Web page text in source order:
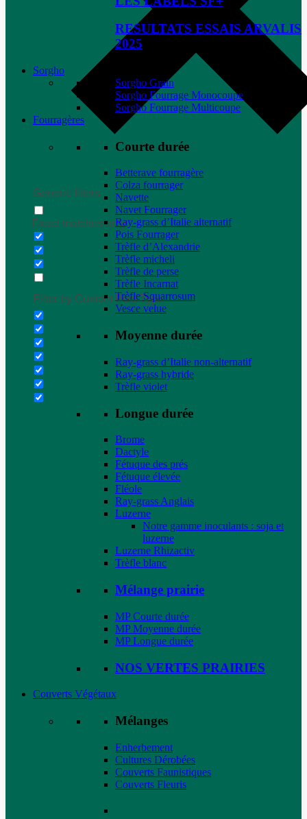
Generic filters
Exact matches only
Filter by Custom Post Type
RESULTATS ESSAIS ARVALIS
2025
Sorgho
Sorgho Grain
Sorgho Fourrage Monocoupe
Sorgho Fourrage Multicoupe
Fourragères
Courte durée
Betterave fourragère
Colza fourrager
Navette
Navet Fourrager
Ray-grass d’Italie alternatif
Pois Fourrager
Trèfle d’Alexandrie
Trèfle micheli
Trèfle de perse
Trèfle Incarnat
Trèfle Squarrosum
Vesce velue
Moyenne durée
Ray-grass d’Italie non-alternatif
Ray-grass hybride
Trèfle violet
Longue durée
Brome
Dactyle
Fétuque des prés
Fétuque élevée
Fléole
Ray-grass Anglais
Luzerne
Notre gamme inoculants : soja et
luzerne
Luzerne Rhizactiv
Trèfle blanc
Mélange prairie
MP Courte durée
MP Moyenne durée
MP Longue durée
NOS VERTES PRAIRIES
Couverts Végétaux
Mélanges
Enherbement
Cultures Dérobées
Couverts Faunistiques
Couverts Fleuris